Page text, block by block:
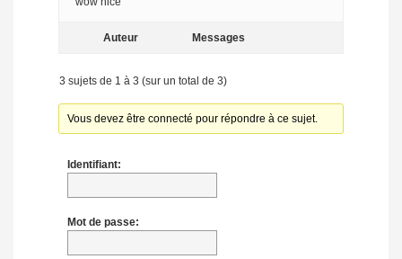
Auteur Messages
3 sujets de 1 à 3 (sur un total de 3)
Vous devez être connecté pour répondre à ce sujet.
Identifiant:
Mot de passe: